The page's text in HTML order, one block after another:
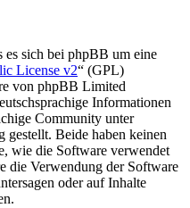
es sich bei phpBB um eine
License v2“ (GPL)
von phpBB Limited
Informationen
Community unter
Beide haben keinen
wie die Software verwendet
die Verwendung der Software
oder auf Inhalte